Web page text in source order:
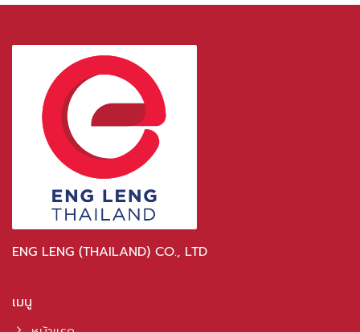
ENG LENG (THAILAND) CO., LTD
เมนู